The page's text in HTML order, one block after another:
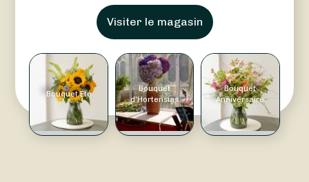
Visiter le magasin
Bouquet Été
Bouquet
d'Hortensias
Bouquet
Anniversaire